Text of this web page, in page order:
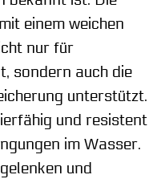
einem weichen
nur für
sondern auch die
unterstützt.
und resistent
im Wasser.
und